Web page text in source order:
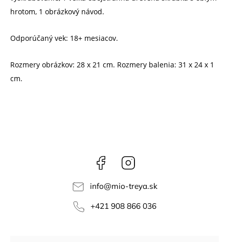
hrotom, 1 obrázkový návod.
Odporúčaný vek: 18+ mesiacov.
Rozmery obrázkov: 28 x 21 cm. Rozmery balenia: 31 x 24 x 1
cm.
Facebook
info@mio-treya.sk
+421 908 866 036